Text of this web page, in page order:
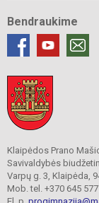
Bendraukime
Klaipėdos Prano
Savivaldybės
Varpų g. 3, Klaipėda,
Mob. tel. +370 645